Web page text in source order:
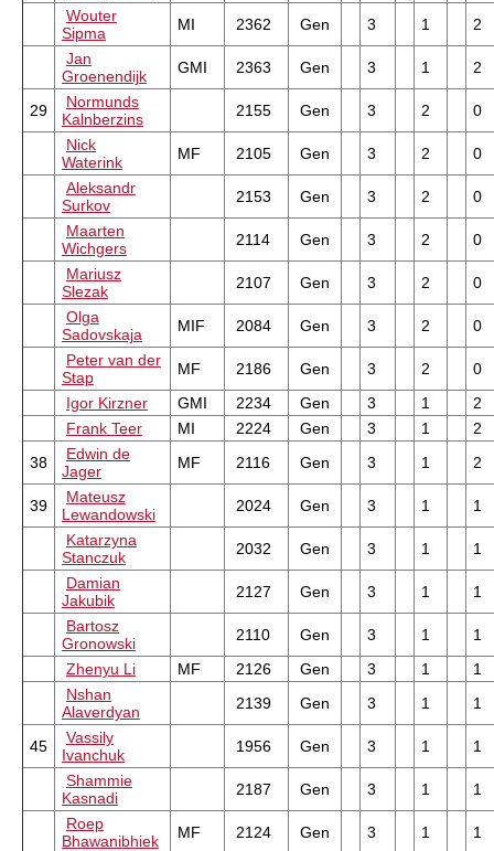
Wouter
Sipma
MI 2362 Gen 3 1
2
Jan
Groenendijk
GMI 2363 Gen 3 1 2
29
Normunds
Kalnberzins
2155 Gen 3 2
0
Nick
Waterink
MF 2105 Gen 3 2
0
Aleksandr
Surkov
2153 Gen 3 2
0
Maarten
Wichgers
2114 Gen 3 2
0
Mariusz
Slezak
2107 Gen 3 2
0
Olga
Sadovskaja
MIF 2084 Gen 3 2
0
Peter van der
Stap
MF 2186 Gen 3 2
0
Igor Kirzner
GMI 2234 Gen 3 1
2
Frank Teer
MI 2224 Gen 3 1
2
38
Edwin de
Jager
MF 2116 Gen 3 1 2
39
Mateusz
Lewandowski
2024 Gen 3 1
1
Katarzyna
Stanczuk
2032 Gen 3 1
1
Damian
Jakubik
2127 Gen 3 1
1
Bartosz
Gronowski
2110 Gen 3 1
1
Zhenyu Li
MF 2126 Gen 3 1
1
Nshan
Alaverdyan
2139 Gen 3 1 1
45
Vassily
Ivanchuk
1956 Gen 3 1
1
Shammie
Kasnadi
2187 Gen 3 1
1
Roep
Bhawanibhiek
MF 2124 Gen 3 1
1